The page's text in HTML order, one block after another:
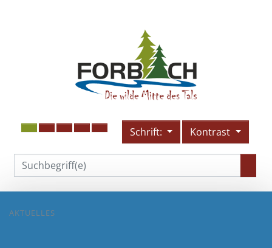
Schrift: Kontrast
AKTUELLES